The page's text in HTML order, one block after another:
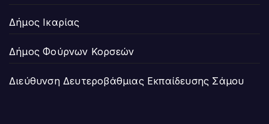
Δήμος Ικαρίας
Δήμος Φούρνων Κορσεών
Διεύθυνση Δευτεροβάθμιας Εκπαίδευσης Σάμου